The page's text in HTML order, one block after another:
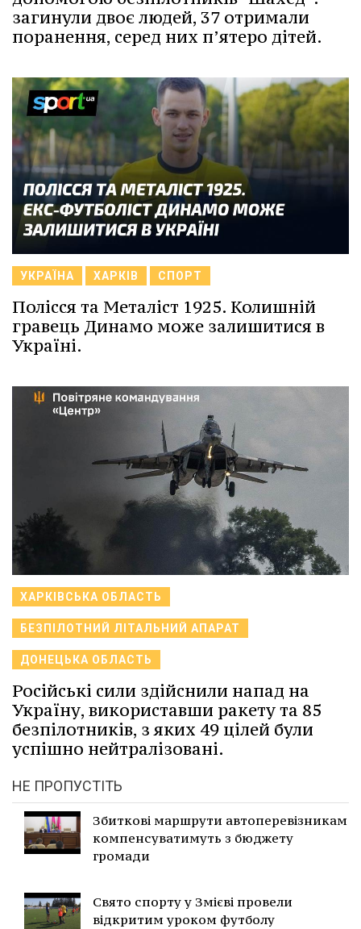
загинули двоє людей, 37 отримали
поранення, серед них п’ятеро дітей.
УКРАЇНА ХАРКІВ СПОРТ
Полісся та Металіст 1925. Колишній
гравець Динамо може залишитися в
Україні.
ХАРКІВСЬКА ОБЛАСТЬ
БЕЗПІЛОТНИЙ ЛІТАЛЬНИЙ АПАРАТ
ДОНЕЦЬКА ОБЛАСТЬ
Російські сили здійснили напад на
Україну, використавши ракету та 85
безпілотників, з яких 49 цілей були
успішно нейтралізовані.
НЕ ПРОПУСТІТЬ
Збиткові маршрути автоперевізникам
компенсуватимуть з бюджету
громади
Свято спорту у Змієві провели
відкритим уроком футболу